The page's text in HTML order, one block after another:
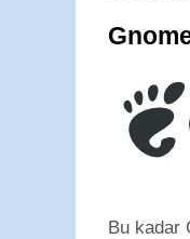
Bu kadar